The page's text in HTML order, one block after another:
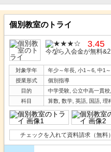
個別教室のトライ
3.45
今なら入会金が無料
対象学年
年少～年長, 小1～6, 中1
授業形式
個別指導
目的
中学受験, 公立中高一貫
科目
算数, 数学, 英語, 国語, 理
チェックを入れて資料請求（無料）